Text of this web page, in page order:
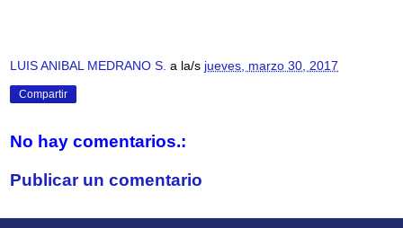
LUIS ANIBAL MEDRANO S. a la/s jueves, marzo 30, 2017
Compartir
No hay comentarios.:
Publicar un comentario